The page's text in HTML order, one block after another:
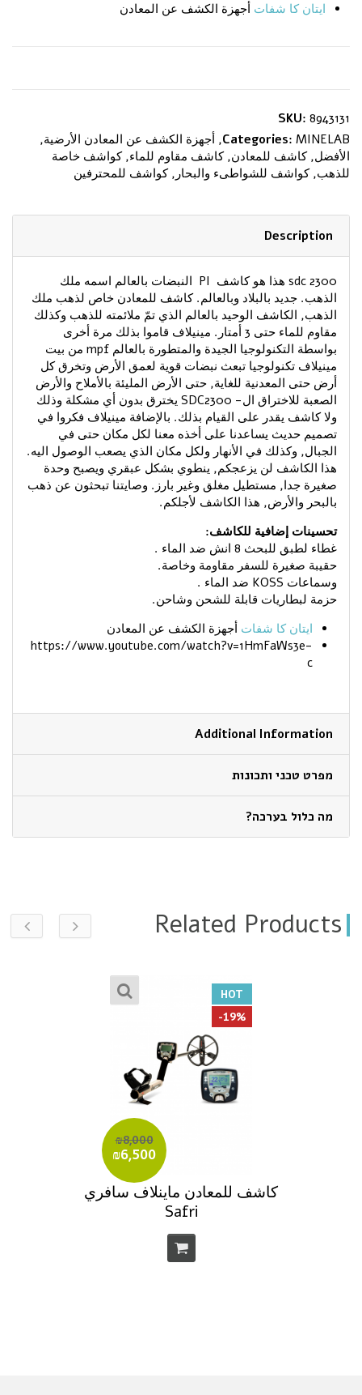
ايتان كا شفاتأجهزة الكشف عن المعادن
SKU:8943131
Categories:MINELAB
, أجهزة الكشف عن المعادن الأرضية,
الأفضل, كاشف للمعادن, كاشف مقاوم للماء, كواشف خاصة
للذهب, كواشف للشواطىء والبحار, كواشف للمحترفين
Description
sdc 2300 هذا هو كاشف PI النبضات بالعالم اسمه ملك
الذهب. جديد بالبلاد وبالعالم. كاشف للمعادن خاص لذهب ملك
الذهب, الكاشف الوحيد بالعالم الذي تمّ ملائمته للذهب وكذلك
مقاوم للماء حتى 3 أمتار. مينيلاف قاموا بذلك مرة أخرى
بواسطة التكنولوجيا الجيدة والمتطورة بالعالم mpf من بيت
مينيلاف تكنولوجيا تبعث نبضات قوية لعمق الأرض وتخرق كل
أرض حتى المعدنية للغاية, حتى الأرض المليئة بالأملاح والأرض
الصعبة للاختراق ال- SDC2300 يخترق بدون أي مشكلة وذلك
ولا كاشف يقدر على القيام بذلك. بالإضافة مينيلاف فكروا في
تصميم حديث يساعدنا على أخذه معنا لكل مكان حتى في
الجبال, وكذلك في الأنهار ولكل مكان الذي يصعب الوصول اليه.
هذا الكاشف لن يزعجكم, ينطوي بشكل عبقري ويصبح وحدة
صغيرة جدا, مستطيل مغلق وغير بارز. وصايتنا تبحثون عن ذهب
بالبحر والأرض, هذا الكاشف لأجلكم.
تحسينات إضافية للكاشف:
غطاء لطبق للبحث 8 انش ضد الماء .
حقيبة صغيرة للسفر مقاومة وخاصة.
وسماعات KOSS ضد الماء .
حزمة لبطاريات قابلة للشحن وشاحن.
ايتان كا شفاتأجهزة الكشف عن المعادن
https://www.youtube.com/watch?v=1HmFaWs3e-
c
Additional Information
מפרט טכני ותכונות
מה כלול בערכה?
Related Products
HOT
-19%
₪8,000
₪6,500
كاشف للمعادن ماينلاف سافري
Safri